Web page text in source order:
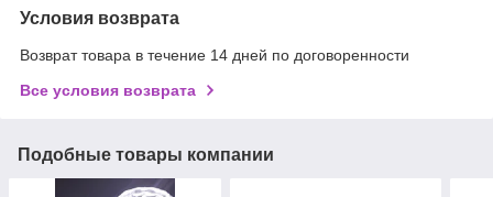
Условия возврата
Возврат товара в течение 14 дней по договоренности
Все условия возврата
Подобные товары компании